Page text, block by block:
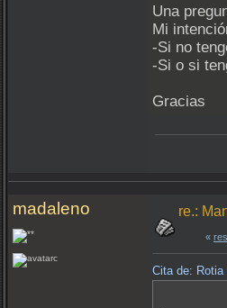
Una
Mi
-Si no
-Si o si
Gracias
madaleno re.:
«
Cita de: Rotia